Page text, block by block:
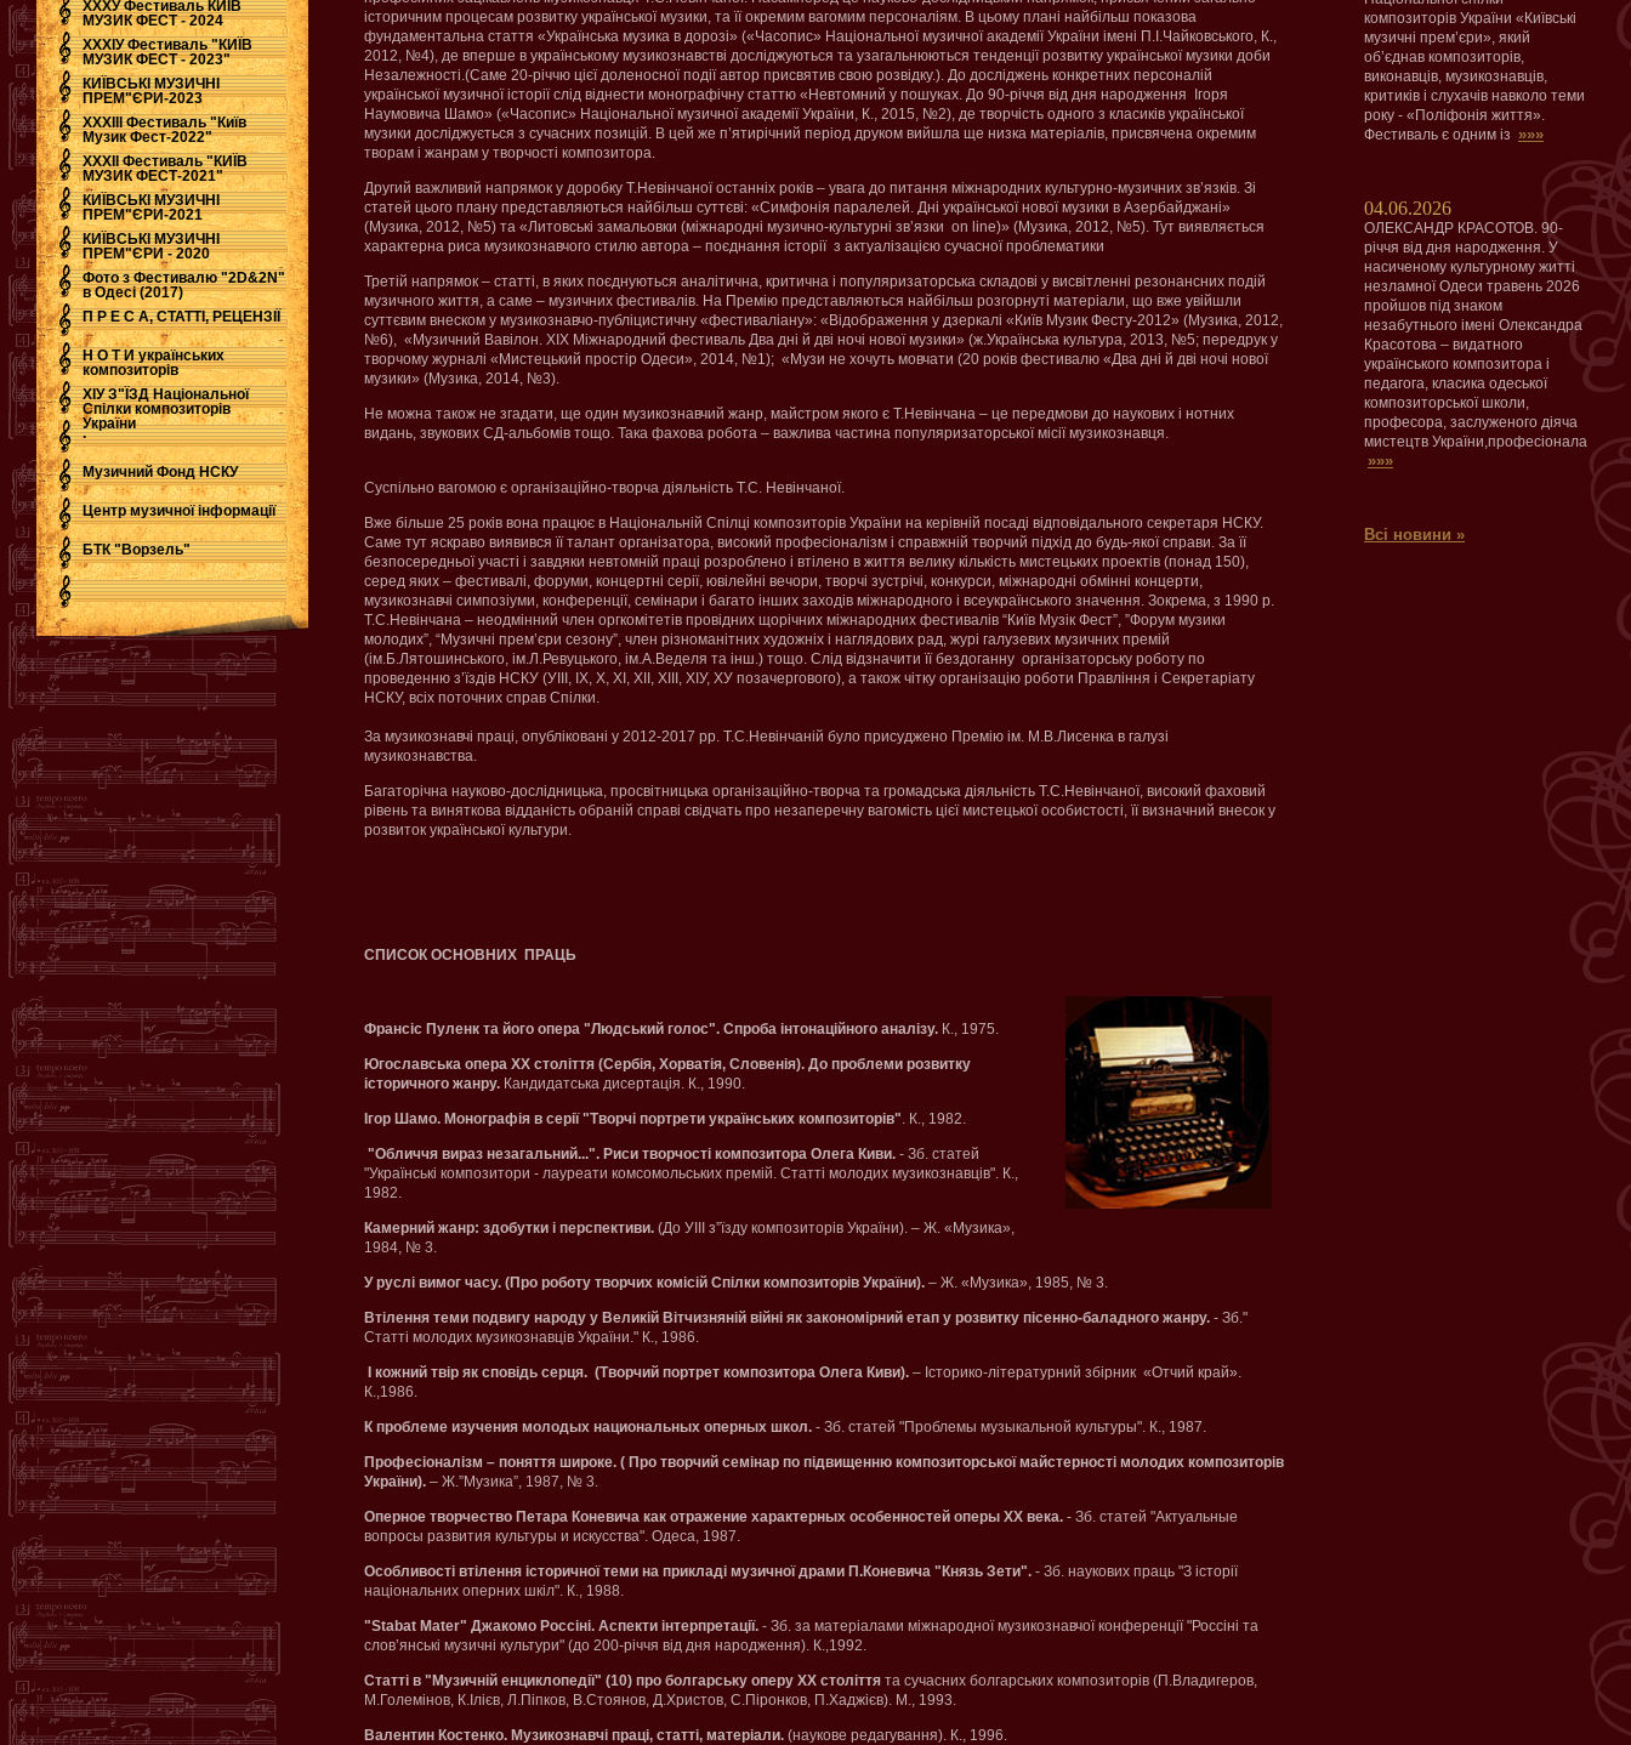
ХХХУ Фестиваль КИЇВ
МУЗИК ФЕСТ - 2024
ХХХІУ Фестиваль "КИЇВ
МУЗИК ФЕСТ - 2023"
КИЇВСЬКІ МУЗИЧНІ
ПРЕМ"ЄРИ-2023
ХХХІІІ Фестиваль "Київ
Музик Фест-2022"
ХХХІІ Фестиваль "КИЇВ
МУЗИК ФЕСТ-2021"
КИЇВСЬКІ МУЗИЧНІ
ПРЕМ"ЄРИ-2021
КИЇВСЬКІ МУЗИЧНІ
ПРЕМ"ЄРИ - 2020
Фото з Фестивалю "2D&2N"
в Одесі (2017)
П Р Е С А, СТАТТІ, РЕЦЕНЗІЇ
Н О Т И українських
композиторів
ХІУ З"ЇЗД Національної
Спілки композиторів
України
.
Музичний Фонд НСКУ
Центр музичної інформації
БТК "Ворзель"
композиторів України «Київські
музичні прем’єри», який
об’єднав композиторів,
виконавців, музикознавців,
критиків і слухачів навколо теми
року - «Поліфонія життя».
Фестиваль є одним із »»»
04.06.2026
ОЛЕКСАНДР КРАСОТОВ. 90-
річчя від дня народження. У
насиченому культурному житті
незламної Одеси травень 2026
пройшов під знаком
незабутнього імені Олександра
Красотова – видатного
українського композитора і
педагога, класика одеської
композиторської школи,
професора, заслуженого діяча
мистецтв України,професіонала
»»»
Всі новини »
історичним процесам розвитку української музики, та її окремим вагомим персоналіям. В цьому плані найбільш показова
фундаментальна стаття «Українська музика в дорозі» («Часопис» Національної музичної академії України імені П.І.Чайковського, К.,
2012, №4), де вперше в українському музикознавстві досліджуються та узагальнюються тенденції розвитку української музики доби
Незалежності.(Саме 20-річчю цієї доленосної події автор присвятив свою розвідку.). До досліджень конкретних персоналій
української музичної історії слід віднести монографічну статтю «Невтомний у пошуках. До 90-річчя від дня народження Ігоря
Наумовича Шамо» («Часопис» Національної музичної академії України, К., 2015, №2), де творчість одного з класиків української
музики досліджується з сучасних позицій. В цей же п’ятирічний період друком вийшла ще низка матеріалів, присвячена окремим
творам і жанрам у творчості композитора.
Другий важливий напрямок у доробку Т.Невінчаної останніх років – увага до питання міжнародних культурно-музичних зв’язків. Зі
статей цього плану представляються найбільш суттєві: «Симфонія паралелей. Дні української нової музики в Азербайджані»
(Музика, 2012, №5) та «Литовські замальовки (міжнародні музично-культурні зв’язки on line)» (Музика, 2012, №5). Тут виявляється
характерна риса музикознавчого стилю автора – поєднання історії з актуалізацією сучасної проблематики
Третій напрямок – статті, в яких поєднуються аналітична, критична і популяризаторська складові у висвітленні резонансних подій
музичного життя, а саме – музичних фестивалів. На Премію представляються найбільш розгорнуті матеріали, що вже увійшли
суттєвим внеском у музикознавчо-публіцистичну «фестиваліану»: «Відображення у дзеркалі «Київ Музик Фесту-2012» (Музика, 2012,
№6), «Музичний Вавілон. ХІХ Міжнародний фестиваль Два дні й дві ночі нової музики» (ж.Українська культура, 2013, №5; передрук у
творчому журналі «Мистецький простір Одеси», 2014, №1); «Музи не хочуть мовчати (20 років фестивалю «Два дні й дві ночі нової
музики» (Музика, 2014, №3).
Не можна також не згадати, ще один музикознавчий жанр, майстром якого є Т.Невінчана – це передмови до наукових і нотних
видань, звукових СД-альбомів тощо. Така фахова робота – важлива частина популяризаторської місії музикознавця.
Суспільно вагомою є організаційно-творча діяльність Т.С. Невінчаної.
Вже більше 25 років вона працює в Національній Спілці композиторів України на керівній посаді відповідального секретаря НСКУ.
Саме тут яскраво виявився її талант організатора, високий професіоналізм і справжній творчий підхід до будь-якої справи. За її
безпосередньої участі і завдяки невтомній праці розроблено і втілено в життя велику кількість мистецьких проектів (понад 150),
серед яких – фестивалі, форуми, концертні серії, ювілейні вечори, творчі зустрічі, конкурси, міжнародні обмінні концерти,
музикознавчі симпозіуми, конференції, семінари і багато інших заходів міжнародного і всеукраїнського значення. Зокрема, з 1990 р.
Т.С.Невінчана – неодмінний член оргкомітетів провідних щорічних міжнародних фестивалів “Київ Музік Фест”, ”Форум музики
молодих”, “Музичні прем’єри сезону”, член різноманітних художніх і наглядових рад, журі галузевих музичних премій
(ім.Б.Лятошинського, ім.Л.Ревуцького, ім.А.Веделя та інш.) тощо. Слід відзначити її бездоганну організаторську роботу по
проведенню з’їздів НСКУ (УІІІ, ІХ, Х, ХІ, ХІІ, ХІІІ, ХІУ, ХУ позачергового), а також чітку організацію роботи Правління і Секретаріату
НСКУ, всіх поточних справ Спілки.
За музикознавчі праці, опубліковані у 2012-2017 рр. Т.С.Невінчаній було присуджено Премію ім. М.В.Лисенка в галузі
музикознавства.
Багаторічна науково-дослідницька, просвітницька організаційно-творча та громадська діяльність Т.С.Невінчаної, високий фаховий
рівень та виняткова відданість обраній справі свідчать про незаперечну вагомість цієї мистецької особистості, її визначний внесок у
розвиток української культури.
СПИСОК ОСНОВНИХ ПРАЦЬ
Франсіс Пуленк та його опера "Людський голос". Спроба інтонаційного аналізу. К., 1975.
Югославська опера ХХ століття (Сербія, Хорватія, Словенія). До проблеми розвитку
історичного жанру. Кандидатська дисертація. К., 1990.
Ігор Шамо. Монографія в серії "Творчі портрети українських композиторів". К., 1982.
"Обличчя вираз незагальний...". Риси творчості композитора Олега Киви. - Зб. статей
"Українські композитори - лауреати комсомольських премій. Статті молодих музикознавців". К.,
1982.
Камерний жанр: здобутки і перспективи. (До УІІІ з”їзду композиторів України). – Ж. «Музика»,
1984, № 3.
У руслі вимог часу. (Про роботу творчих комісій Спілки композиторів України). – Ж. «Музика», 1985, № 3.
Втілення теми подвигу народу у Великій Вітчизняній війні як закономірний етап у розвитку пісенно-баладного жанру. - Зб."
Статті молодих музикознавців України." К., 1986.
І кожний твір як сповідь серця. (Творчий портрет композитора Олега Киви). – Історико-літературний збірник «Отчий край».
К.,1986.
К проблеме изучения молодых национальных оперных школ. - Зб. статей "Проблемы музыкальной культуры". К., 1987.
Професіоналізм – поняття широке. ( Про творчий семінар по підвищенню композиторської майстерності молодих композиторів
України). – Ж.”Музика”, 1987, № 3.
Оперное творчество Петара Коневича как отражение характерных особенностей оперы ХХ века. - Зб. статей "Актуальные
вопросы развития культуры и искусства". Одеса, 1987.
Особливості втілення історичної теми на прикладі музичної драми П.Коневича "Князь Зети". - Зб. наукових праць "З історії
національних оперних шкіл". К., 1988.
"Stabat Mater" Джакомо Россіні. Аспекти інтерпретації. - Зб. за матеріалами міжнародної музикознавчої конференції "Россіні та
слов’янські музичні культури" (до 200-річчя від дня народження). К.,1992.
Статті в "Музичній енциклопедії" (10) про болгарську оперу ХХ століття та сучасних болгарських композиторів (П.Владигеров,
М.Големінов, К.Ілієв, Л.Піпков, В.Стоянов, Д.Христов, С.Піронков, П.Хаджієв). М., 1993.
Валентин Костенко. Музикознавчі праці, статті, матеріали. (наукове редагування). К., 1996.